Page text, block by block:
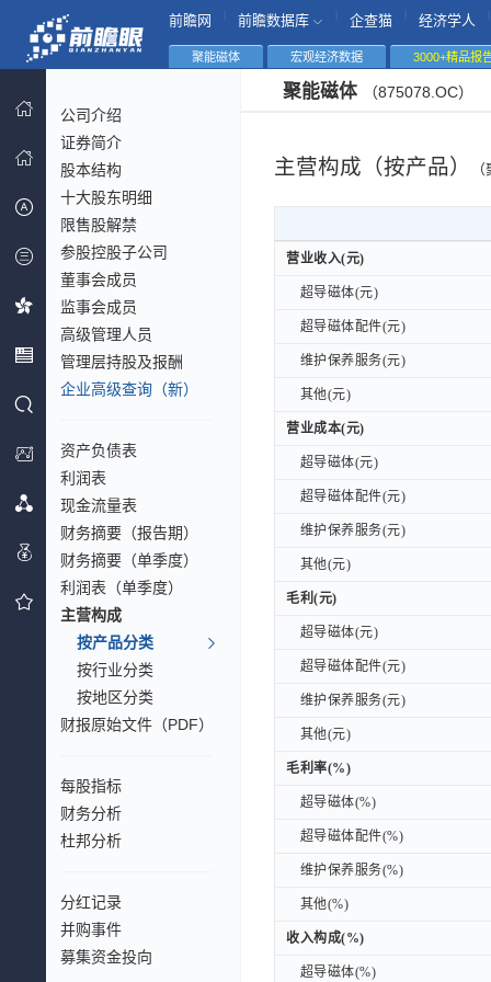
前瞻网 前瞻数据库 企查猫 经济学人
聚能磁体 宏观经济数据 3000+精品报
公司介绍
证券简介
股本结构
十大股东明细
限售股解禁
参股控股子公司
董事会成员
监事会成员
高级管理人员
管理层持股及报酬
企业高级查询（新）
资产负债表
利润表
现金流量表
财务摘要（报告期）
财务摘要（单季度）
利润表（单季度）
主营构成
按产品分类
按行业分类
按地区分类
财报原始文件（PDF）
每股指标
财务分析
杜邦分析
分红记录
并购事件
募集资金投向
聚能磁体 （875078.OC）
主营构成（按产品）
营业收入(元)
超导磁体(元)
超导磁体配件(元)
维护保养服务(元)
其他(元)
营业成本(元)
超导磁体(元)
超导磁体配件(元)
维护保养服务(元)
其他(元)
毛利(元)
超导磁体(元)
超导磁体配件(元)
维护保养服务(元)
其他(元)
毛利率(%)
超导磁体(%)
超导磁体配件(%)
维护保养服务(%)
其他(%)
收入构成(%)
超导磁体(%)
营业收入(元)
超导磁体(元)
超导磁体配件(元)
维护保养服务(元)
其他(元)
营业成本(元)
超导磁体(元)
超导磁体配件(元)
维护保养服务(元)
其他(元)
毛利(元)
超导磁体(元)
超导磁体配件(元)
维护保养服务(元)
其他(元)
毛利率(%)
超导磁体(%)
超导磁体配件(%)
维护保养服务(%)
其他(%)
收入构成(%)
超导磁体(%)